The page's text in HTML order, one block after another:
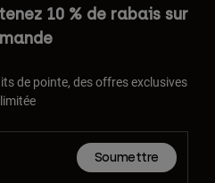
10 % de rabais sur
de pointe, des offres exclusives
Soumettre